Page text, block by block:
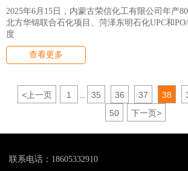
2025年6月15日，内蒙古荣信化工有限公司年产
北方华锦联合石化项目、菏泽东明石化UPC和
度
查看更多
<上一页 1 35 36 37 38
50 下一页>
联系电话：18605332910